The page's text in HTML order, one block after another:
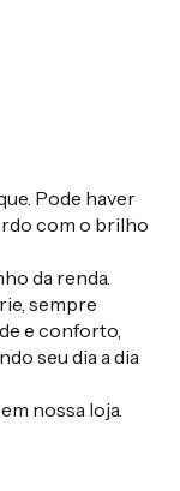
Pode haver
com o brilho
da renda.
sempre
e conforto,
seu dia a dia
nossa loja.